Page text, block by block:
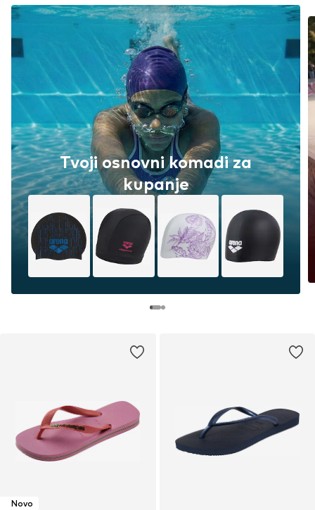
Tvoji osnovni komadi za
kupanje
Novo